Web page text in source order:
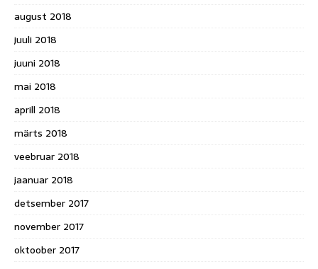
august 2018
juuli 2018
juuni 2018
mai 2018
aprill 2018
märts 2018
veebruar 2018
jaanuar 2018
detsember 2017
november 2017
oktoober 2017